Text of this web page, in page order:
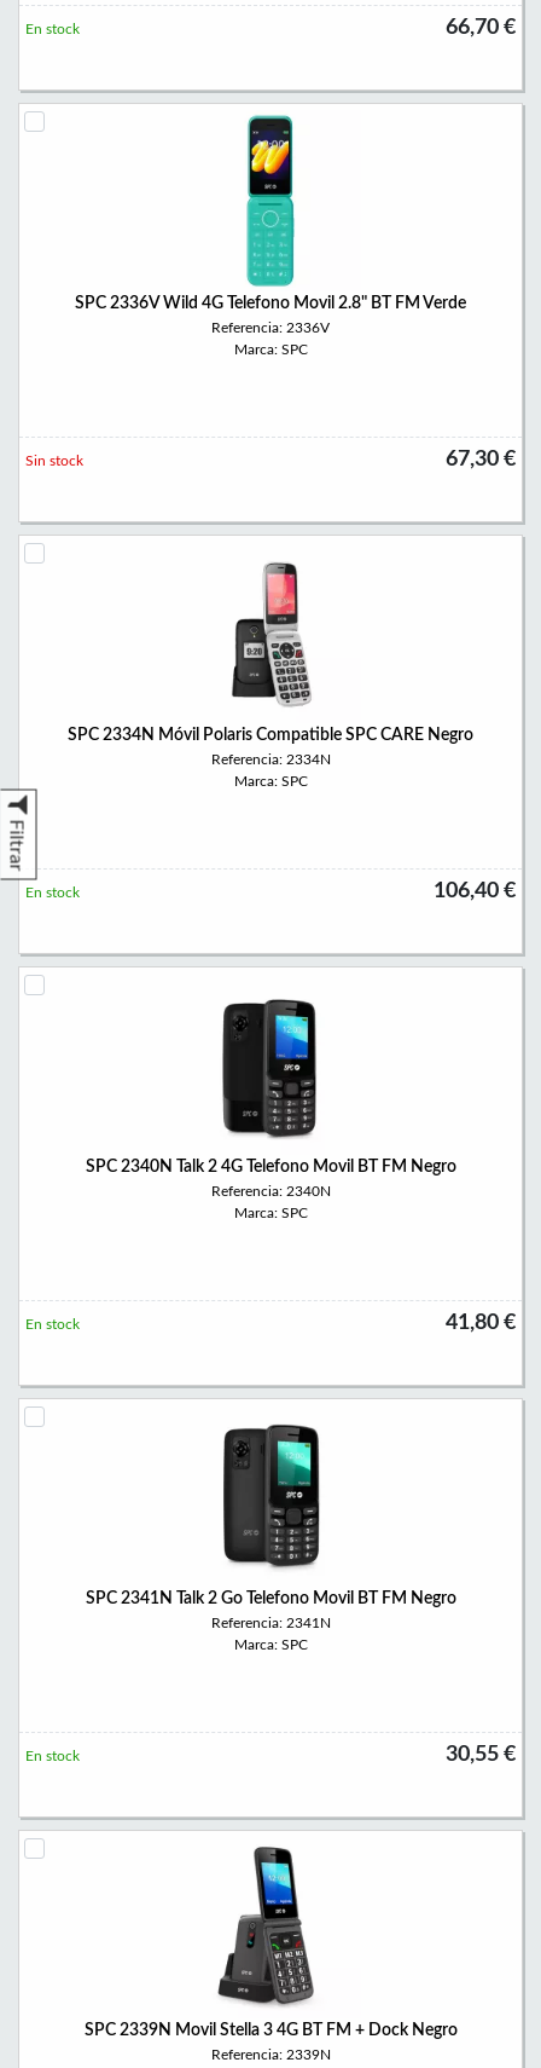
Filtrar
66,70 €
En stock
SPC 2336V Wild 4G Telefono Movil 2.8" BT FM Verde
Referencia: 2336V
Marca: SPC
67,30 €
Sin stock
SPC 2334N Móvil Polaris Compatible SPC CARE Negro
Referencia: 2334N
Marca: SPC
106,40 €
En stock
SPC 2340N Talk 2 4G Telefono Movil BT FM Negro
Referencia: 2340N
Marca: SPC
41,80 €
En stock
SPC 2341N Talk 2 Go Telefono Movil BT FM Negro
Referencia: 2341N
Marca: SPC
30,55 €
En stock
SPC 2339N Movil Stella 3 4G BT FM + Dock Negro
Referencia: 2339N